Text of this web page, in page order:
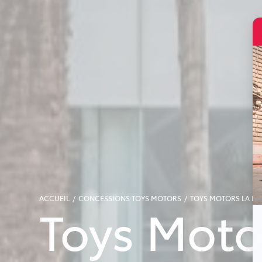
ACCUEIL CONCESSIONS TOYS MOTORS TOYS MOTORS LA
Toys